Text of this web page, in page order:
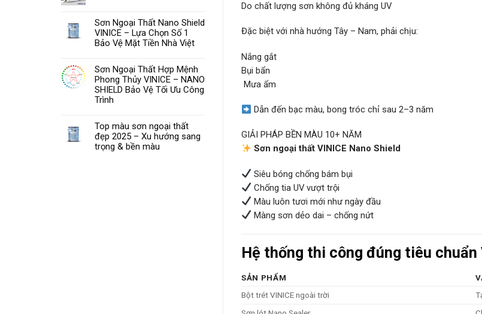
Sơn Ngoại Thất Nano Shield
VINICE – Lựa Chọn Số 1
Bảo Vệ Mặt Tiền Nhà Việt
Sơn Ngoại Thất Hợp Mệnh
Phong Thủy VINICE – NANO
SHIELD Bảo Vệ Tối Ưu Công
Trình
Top màu sơn ngoại thất
đẹp 2025 – Xu hướng sang
trọng & bền màu
Do chất lượng sơn không đủ kháng UV
Đặc biệt với nhà hướng Tây – Nam, phải chịu:
Nắng gắt
Bụi bẩn
️ Mưa ẩm
Dẫn đến bạc màu, bong tróc chỉ sau 2–3 năm
GIẢI PHÁP BỀN MÀU 10+ NĂM
Sơn ngoại thất VINICE Nano Shield
Siêu bóng chống bám bụi
Chống tia UV vượt trội
Màu luôn tươi mới như ngày đầu
Màng sơn dẻo dai – chống nứt
Hệ thống thi công đúng tiêu chuẩn
SẢN PHẨM
Bột trét VINICE ngoài trời